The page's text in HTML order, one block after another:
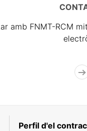
amb FNMT-RCM